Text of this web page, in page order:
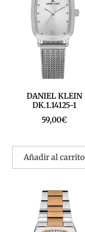
DANIEL KLEIN
DK.1.14125-1
59,00€
Añadir al carrito